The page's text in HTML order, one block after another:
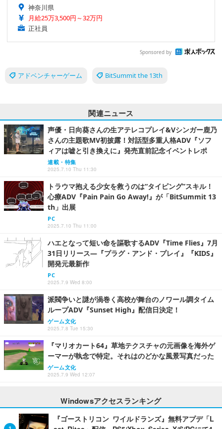
神奈川県
月給25万3,500円～32万円
正社員
Sponsored by
アドベンチャーゲーム BitSummit the 13th
関連ニュース
声優・日向葵さんの生アテレコプレイ&Vシンガー鹿乃
さんの主題歌MV初披露！対話型多重人格ADV『ソフ
ィアは嘘と引き換えに』発売直前記念イベントレポ
連載・特集
2025.7.10 Thu 11:30
トラウマ抱える少女を救うのは“タイピング”スキル！
心療ADV『Pain Pain Go Away!』が「BitSummit 13
th」出展
PC
2025.7.10 Thu 11:00
ハエとなって短い命を謳歌するADV『Time Flies』7月
31日リリース―『プラグ・アンド・プレイ』『KIDS』
開発元最新作
PC
2025.7.9 Wed 8:00
派閥争いと謎が渦巻く高校が舞台のノワール調タイム
ループADV『Sunset High』配信日決定！
ゲーム文化
2025.7.8 Tue 15:30
『マリオカート64』草地テクスチャの元画像を海外ゲ
ーマーが執念で特定。それはのどかな風景写真だった
ゲーム文化
2025.7.9 Wed 12:07
Windowsアクセスランキング
『ゴーストリコン ワイルドランズ』無料アプデ「L